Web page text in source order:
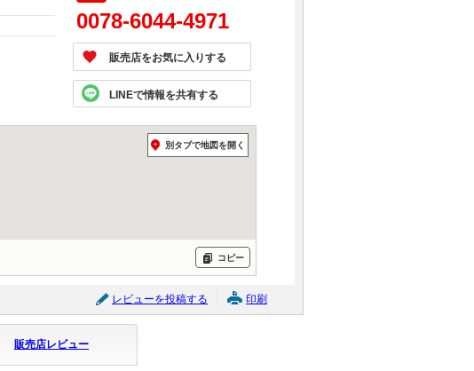
0078-6044-4971
販売店をお気に入りする
LINEで情報を共有する
別タブで地図を開く
コピー
レビューを投稿する 印刷
販売店レビュー